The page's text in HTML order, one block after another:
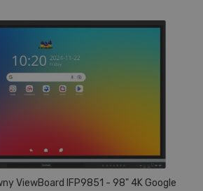
IFP9851 - 98" 4K Google